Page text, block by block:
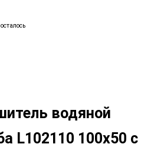
водяной
L102110 100x50 с